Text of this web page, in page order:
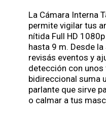
La Cámara Interna
permite vigilar tus
nítida Full HD
hasta 9 m. Desde
revisás eventos y
detección con unos
bidireccional suma
parlante que sirve
o calmar a tus